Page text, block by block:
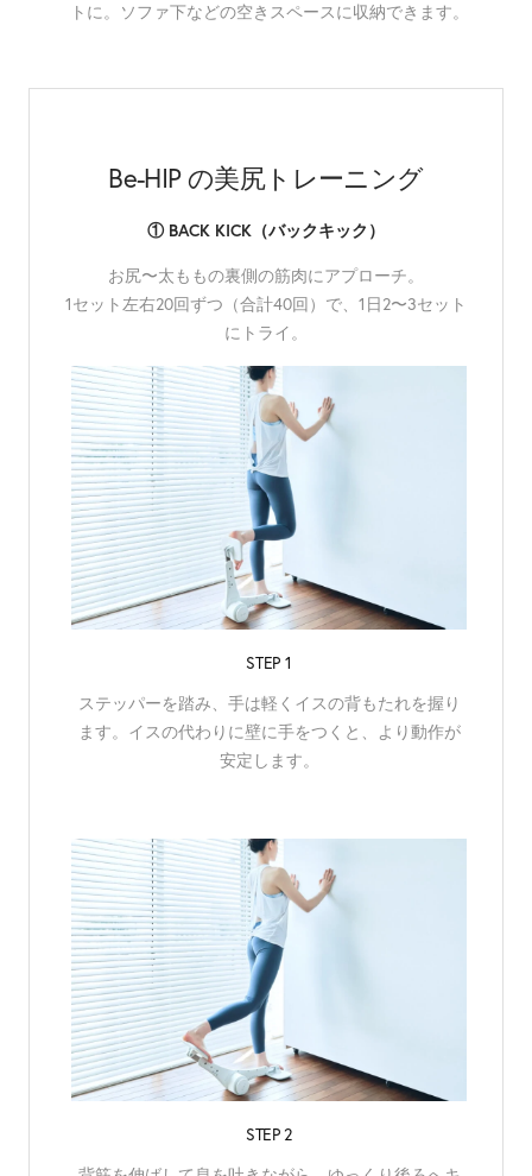
トに。ソファ下などの空きスペースに収納できます。
Be-HIP の美尻トレーニング
① BACK KICK（バックキック）
お尻〜太ももの裏側の筋肉にアプローチ。
1セット左右20回ずつ（合計40回）で、1日2〜3セット
にトライ。
STEP 1
ステッパーを踏み、手は軽くイスの背もたれを握り
ます。イスの代わりに壁に手をつくと、より動作が
安定します。
STEP 2